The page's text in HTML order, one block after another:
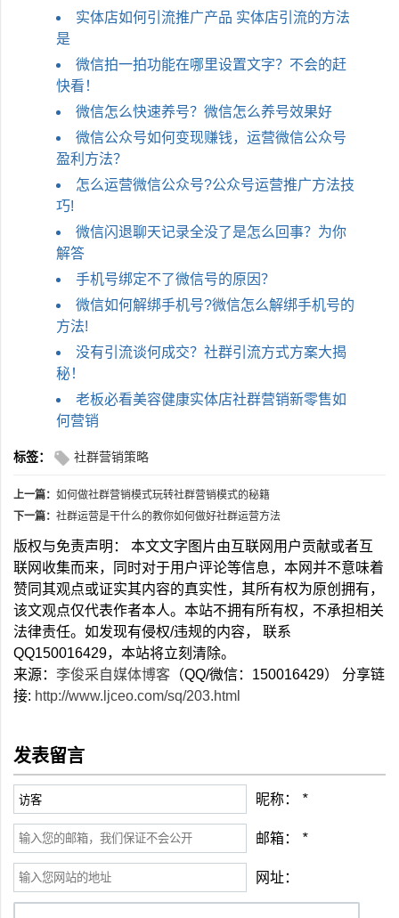
实体店如何引流推广产品 实体店引流的方法
是
微信拍一拍功能在哪里设置文字？不会的赶
快看！
微信怎么快速养号？微信怎么养号效果好
微信公众号如何变现赚钱，运营微信公众号
盈利方法？
怎么运营微信公众号?公众号运营推广方法技
巧!
微信闪退聊天记录全没了是怎么回事？为你
解答
手机号绑定不了微信号的原因？
微信如何解绑手机号?微信怎么解绑手机号的
方法!
没有引流谈何成交？社群引流方式方案大揭
秘！
老板必看美容健康实体店社群营销新零售如
何营销
标签： 社群营销策略
上一篇： 如何做社群营销模式玩转社群营销模式的秘籍
下一篇： 社群运营是干什么的教你如何做好社群运营方法
版权与免责声明： 本文文字图片由互联网用户贡献或者互
联网收集而来，同时对于用户评论等信息，本网并不意味着
赞同其观点或证实其内容的真实性，其所有权为原创拥有，
该文观点仅代表作者本人。本站不拥有所有权，不承担相关
法律责任。如发现有侵权/违规的内容， 联系
QQ150016429，本站将立刻清除。
来源： 李俊采自媒体博客 （QQ/微信：150016429） 分享链
接: http://www.ljceo.com/sq/203.html
发表留言
昵称： *
邮箱： *
网址：